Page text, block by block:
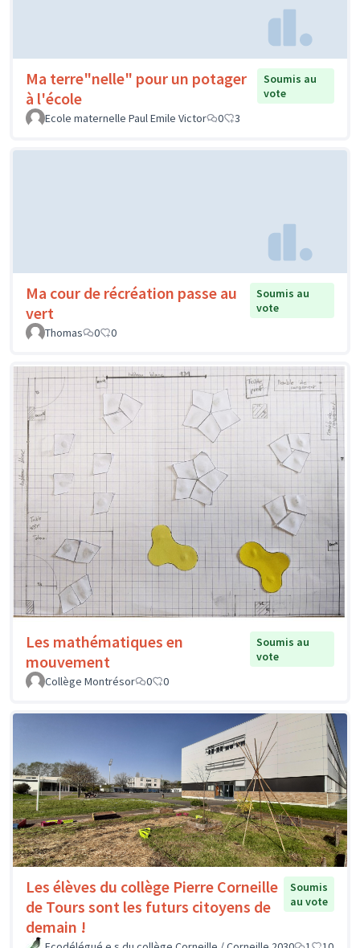
Ma terre"nelle" pour un potager
à l'école
Soumis au
vote
Ecole maternelle Paul Emile Victor
0 3
Ma cour de récréation passe au
vert
Soumis au
vote
Thomas
0 0
Les mathématiques en
mouvement
Soumis au
vote
Collège Montrésor
0 0
Les élèves du collège Pierre Corneille
de Tours sont les futurs citoyens de
demain !
Soumis
au vote